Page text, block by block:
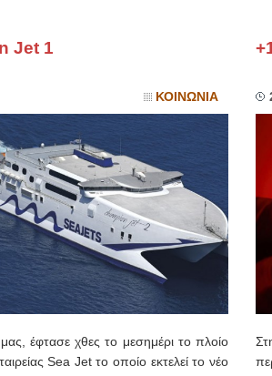
Jet 1
ΚΟΙΝΩΝΙΑ
έφτασε χθες το μεσημέρι το πλοίο
Sea Jet το οποίο εκτελεί το νέο